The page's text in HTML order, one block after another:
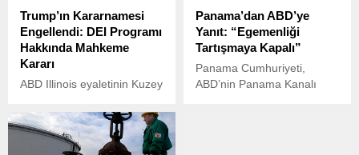
Trump’ın Kararnamesi
Engellendi: DEI Programı
Hakkında Mahkeme
Kararı
ABD Illinois eyaletinin Kuzey
Matthew Kennelly, Trump
yönetiminin “Çeşitlilik, Eşitlik
ve Kapsayıcılık” (DEI)
Panama’dan ABD’ye
Yanıt: “Egemenliği
Tartışmaya Kapalı”
Panama Cumhuriyeti,
ABD’nin Panama Kanalı